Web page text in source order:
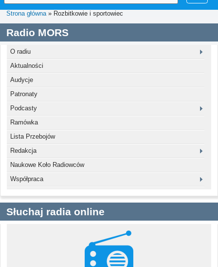
Strona główna» Rozbitkowie i sportowiec
Radio MORS
O radiu
Aktualności
Audycje
Patronaty
Podcasty
Ramówka
Lista Przebojów
Redakcja
Naukowe Koło Radiowców
Współpraca
Słuchaj radia online